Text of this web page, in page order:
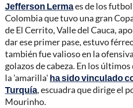
Jefferson Lermaes de los
Colombia que tuvo una gran
de El Cerrito, Valle del Cauca,
dar ese primer pase, estuvo
también fue valioso en la
golazos de cabeza. En los
la 'amarilla' ha sido vinculado
Turquía, escuadra que dirige el
Mourinho.